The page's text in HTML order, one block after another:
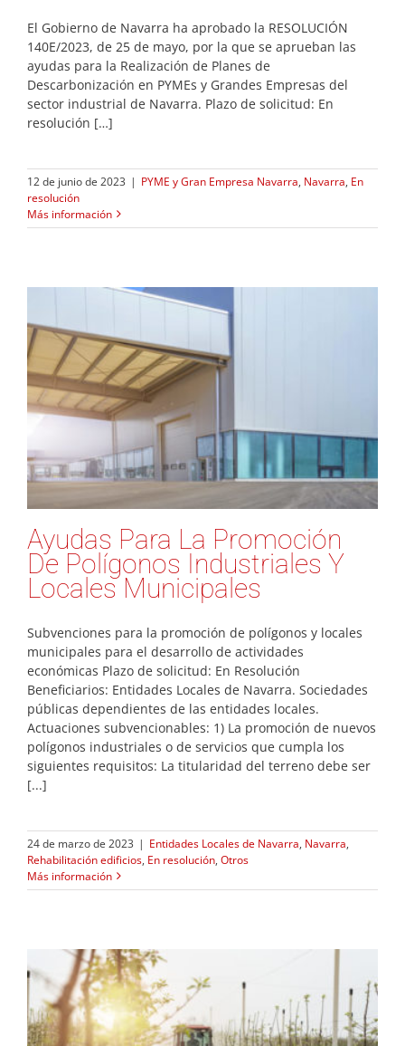
El Gobierno de Navarra ha aprobado la RESOLUCIÓN
140E/2023, de 25 de mayo, por la que se aprueban las
ayudas para la Realización de Planes de
Descarbonización en PYMEs y Grandes Empresas del
sector industrial de Navarra. Plazo de solicitud: En
resolución […]
12 de junio de 2023 | PYME y Gran Empresa Navarra, Navarra, En
resolución
Más información
Ayudas Para La Promoción
De Polígonos Industriales Y
Locales Municipales
Subvenciones para la promoción de polígonos y locales
municipales para el desarrollo de actividades
económicas Plazo de solicitud: En Resolución
Beneficiarios: Entidades Locales de Navarra. Sociedades
públicas dependientes de las entidades locales.
Actuaciones subvencionables: 1) La promoción de nuevos
polígonos industriales o de servicios que cumpla los
siguientes requisitos: La titularidad del terreno debe ser
[...]
24 de marzo de 2023 | Entidades Locales de Navarra, Navarra,
Rehabilitación edificios, En resolución, Otros
Más información